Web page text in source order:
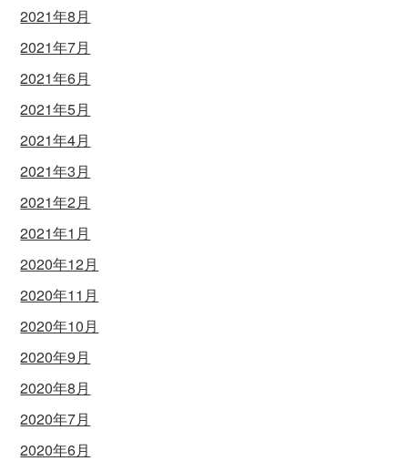
2021年8月
2021年7月
2021年6月
2021年5月
2021年4月
2021年3月
2021年2月
2021年1月
2020年12月
2020年11月
2020年10月
2020年9月
2020年8月
2020年7月
2020年6月